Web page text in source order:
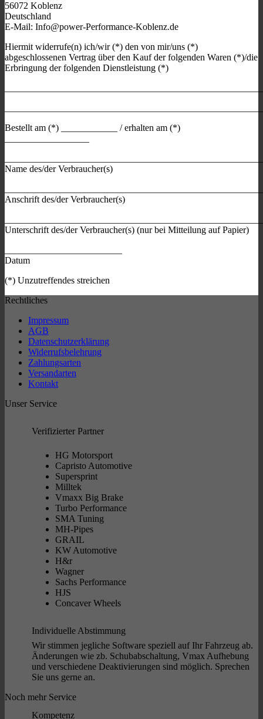
56072 Koblenz
Deutschland
E-Mail: Info@power-Performance-Koblenz.de
Hiermit widerrufe(n) ich/wir (*) den von mir/uns (*)
abgeschlossenen Vertrag über den Kauf der folgenden Waren (*)/die
Erbringung der folgenden Dienstleistung (*)
Bestellt am (*) ____________ / erhalten am (*)
Name des/der Verbraucher(s)
Anschrift des/der Verbraucher(s)
Unterschrift des/der Verbraucher(s) (nur bei Mitteilung auf Papier)
Datum
(*) Unzutreffendes streichen
Rechtliches
Impressum
AGB
Datenschutzerklärung
Widerrufsbelehrung
Zahlungsarten
Versandarten
Kontakt
Unser Service
Verifizierter Partner
HG Motorsport
Capristo Automotive
Supersprint
Milltek
Vmaxx Big Brake
Turbo Performance
SMA Tuning
MH-Pipes
GRAIL
KW Automotive
H&r
Wagner
Sachs Performance
HJS
Concaver Wheels
Individuelle Abstimmung
Wir stimmen jegliche Software speziell auf Ihr Fahrzeug ab.
Änderungen wie zb. Schubabschaltung, Vmax Aufhebung
und verschiedene Deaktivierungen sind möglich. Sprechen
Sie uns gerne an.
Noch mehr Service
Kompetenz